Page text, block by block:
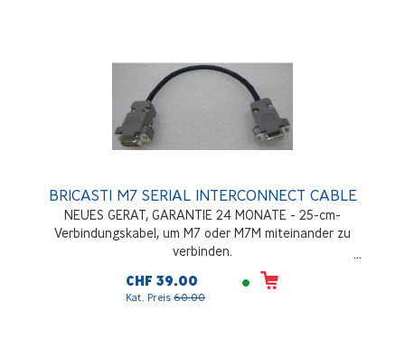
BRICASTI M7 SERIAL INTERCONNECT CABLE
NEUES GERAT, GARANTIE 24 MONATE - 25-cm-
Verbindungskabel, um M7 oder M7M miteinander zu
verbinden.
CHF 39.00
Kat. Preis 60.00